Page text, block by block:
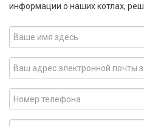
информации о наших котлах,